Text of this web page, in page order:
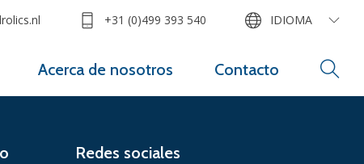
Acerca de nosotros Contacto
+31 (0)499 393 540 IDIOMA
Redes sociales